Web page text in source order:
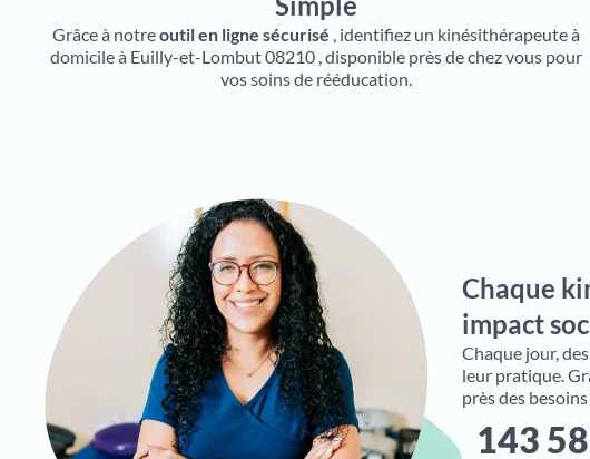
Grâce à notreoutil en ligne sécurisé , identifiez un kinésithérapeute à
domicile à Euilly-et-Lombut 08210 , disponible près de chez vous pour
vos soins de rééducation.
Chaque
impact
Chaque jour,
leur pratique.
près des
143